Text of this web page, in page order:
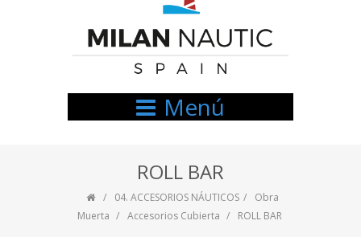
Menú
ROLL BAR
04. ACCESORIOS NÁUTICOS
Obra
Muerta
Accesorios Cubierta ROLL BAR